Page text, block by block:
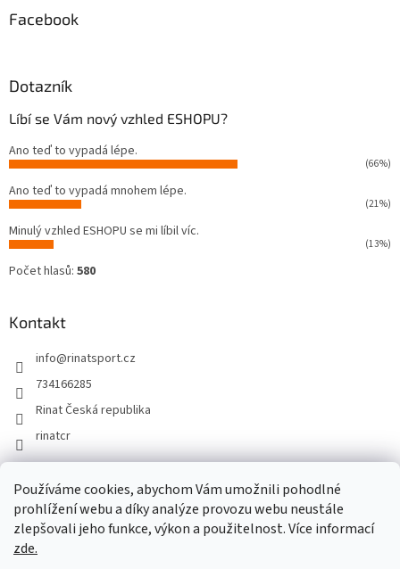
Používáme cookies, abychom Vám umožnili pohodlné
prohlížení webu a díky analýze provozu webu neustále
zlepšovali jeho funkce, výkon a použitelnost. Více informací
zde.
Facebook
Dotazník
Líbí se Vám nový vzhled ESHOPU?
Ano teď to vypadá lépe.
(66%)
Ano teď to vypadá mnohem lépe.
(21%)
Minulý vzhled ESHOPU se mi líbil víc.
(13%)
Počet hlasů: 580
Kontakt
info@rinatsport.cz
734166285
Rinat Česká republika
rinatcr
Rinat Europe www.sport4outlet.cz